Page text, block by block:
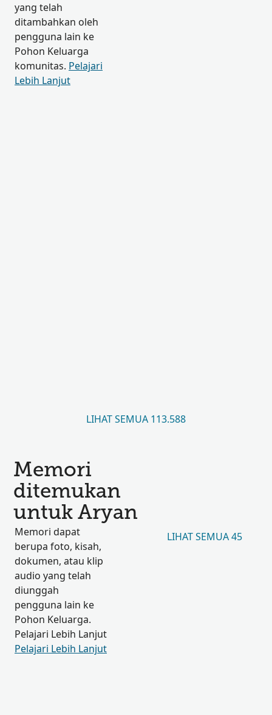
yang telah
ditambahkan oleh
pengguna lain ke
Pohon Keluarga
komunitas. Pelajari
Lebih Lanjut
LIHAT SEMUA 113.588
Memori
ditemukan
untuk Aryan
Memori dapat
berupa foto, kisah,
dokumen, atau klip
audio yang telah
diunggah
pengguna lain ke
Pohon Keluarga.
Pelajari Lebih Lanjut
Pelajari Lebih Lanjut
LIHAT SEMUA 45